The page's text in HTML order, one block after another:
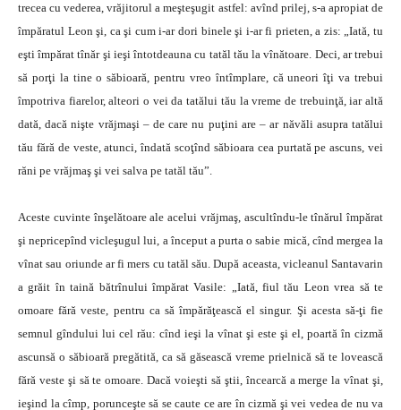
trecea cu vederea, vrăjitorul a meşteşugit astfel: avînd prilej, s-a apropiat de
împăratul Leon şi, ca şi cum i-ar dori binele şi i-ar fi prieten, a zis: „Iată, tu
eşti împărat tînăr şi ieşi întotdeauna cu tatăl tău la vînătoare. Deci, ar trebui
să porţi la tine o săbioară, pentru vreo întîmplare, că uneori îţi va trebui
împotriva fiarelor, alteori o vei da tatălui tău la vreme de trebuinţă, iar altă
dată, dacă nişte vrăjmaşi – de care nu puţini are – ar năvăli asupra tatălui
tău fără de veste, atunci, îndată scoţînd săbioara cea purtată pe ascuns, vei
răni pe vrăjmaş şi vei salva pe tatăl tău”.
Aceste cuvinte înşelătoare ale acelui vrăjmaş, ascultîndu-le tînărul împărat
şi nepricepînd vicleşugul lui, a început a purta o sabie mică, cînd mergea la
vînat sau oriunde ar fi mers cu tatăl său. După aceasta, vicleanul Santavarin
a grăit în taină bătrînului împărat Vasile: „Iată, fiul tău Leon vrea să te
omoare fără veste, pentru ca să împărăţească el singur. Şi acesta să-ţi fie
semnul gîndului lui cel rău: cînd ieşi la vînat şi este şi el, poartă în cizmă
ascunsă o săbioară pregătită, ca să găsească vreme prielnică să te lovească
fără veste şi să te omoare. Dacă voieşti să ştii, încearcă a merge la vînat şi,
ieşind la cîmp, porunceşte să se caute ce are în cizmă şi vei vedea de nu va